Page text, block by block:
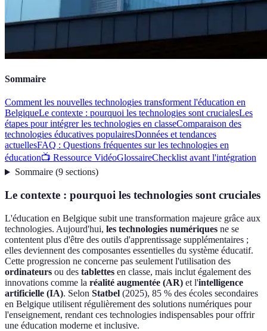
Sommaire
Comment les nouvelles technologies transforment l'éducation en
BelgiqueLe contexte : pourquoi les technologies sont crucialesLes
étapes pour intégrer les technologies en classeComparaison des
technologies éducatives populairesDonnées et tendances
actuellesFAQ : Questions fréquentes sur les technologies en
éducation📺 Ressource VidéoGlossaireChecklist avant l'intégration
Sommaire(9 sections)
Le contexte : pourquoi les technologies sont cruciales
L'éducation en Belgique subit une transformation majeure grâce aux
technologies. Aujourd'hui, les technologies numériques ne se
contentent plus d'être des outils d'apprentissage supplémentaires ;
elles deviennent des composantes essentielles du système éducatif.
Cette progression ne concerne pas seulement l'utilisation des
ordinateurs ou des tablettes en classe, mais inclut également des
innovations comme la réalité augmentée (AR) et l'intelligence
artificielle (IA). Selon Statbel (2025), 85 % des écoles secondaires
en Belgique utilisent régulièrement des solutions numériques pour
l'enseignement, rendant ces technologies indispensables pour offrir
une éducation moderne et inclusive.